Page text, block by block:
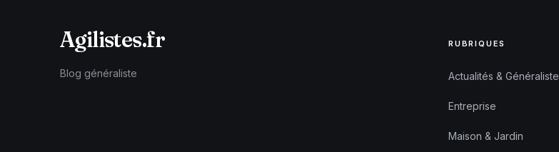
Agilistes.fr
Blog généraliste
RUBRIQUES
Actualités & Généraliste
Entreprise
Maison & Jardin